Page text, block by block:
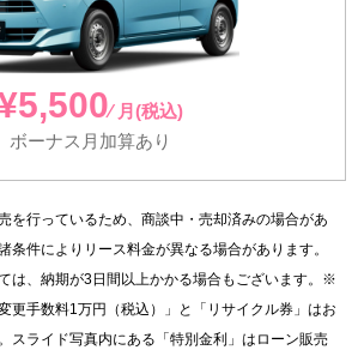
⁄ 月(税込)
ボーナス月加算あり
を行っているため、商談中・売却済みの場合があ
条件によりリース料金が異なる場合があります。
は、納期が3日間以上かかる場合もございます。※
更手数料1万円（税込）」と「リサイクル券」はお
スライド写真内にある「特別金利」はローン販売